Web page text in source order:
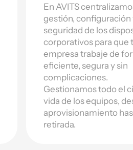
En AVITS
gestión, configuración
seguridad de los
corporativos para que
empresa trabaje de
eficiente, segura y sin
complicaciones.
Gestionamos todo el
vida de los equipos,
aprovisionamiento
retirada.